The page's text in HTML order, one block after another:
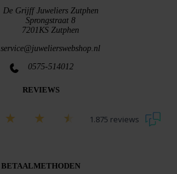
De Grijff Juweliers Zutphen
Sprongstraat 8
7201KS Zutphen
service@juwelierswebshop.nl
0575-514012
REVIEWS
1.875 reviews
BETAALMETHODEN